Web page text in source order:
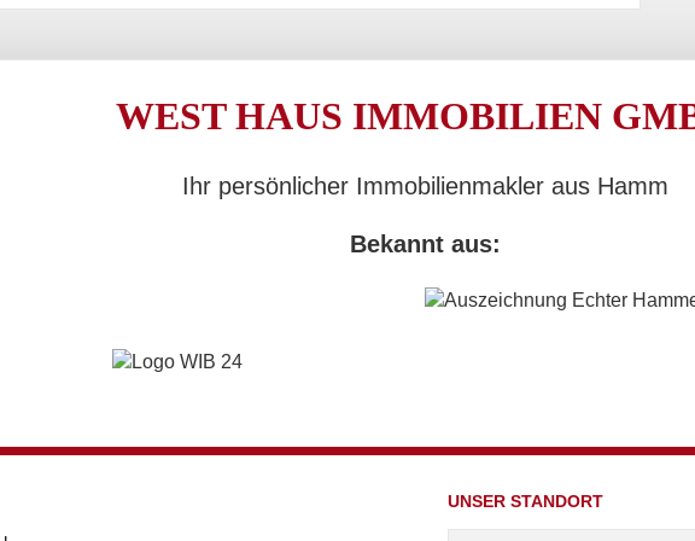
WEST HAUS IMMOBILIEN
Ihr persönlicher Immobilienmakler aus Hamm
Bekannt aus:
UNSER STANDORT